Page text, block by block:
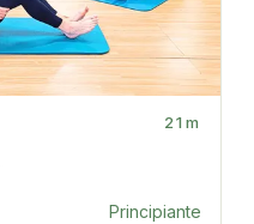
21m
Principiante